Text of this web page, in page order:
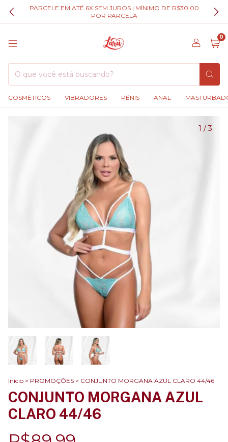
PARCELE EM ATÉ 6X SEM JUROS | MÍNIMO DE R$30,00
POR PARCELA
0
COSMÉTICOS VIBRADORES PÊNIS ANAL
1 /3
Início > PROMOÇÕES > CONJUNTO MORGANA AZUL CLARO 44/46
CONJUNTO MORGANA AZUL
CLARO 44/46